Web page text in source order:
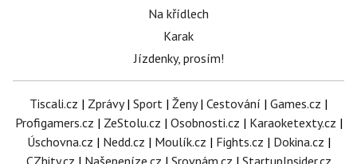
Na křídlech
Karak
Jízdenky, prosím!
Tiscali.cz | Zprávy| Sport | Ženy| Cestování | Games.cz |
Profigamers.cz | ZeStolu.cz | Osobnosti.cz | Karaoketexty.cz |
Úschovna.cz | Nedd.cz | Moulík.cz | Fights.cz | Dokina.cz |
CZhity.cz | Našepeníze.cz | Srovnám.cz | StartupInsider.cz